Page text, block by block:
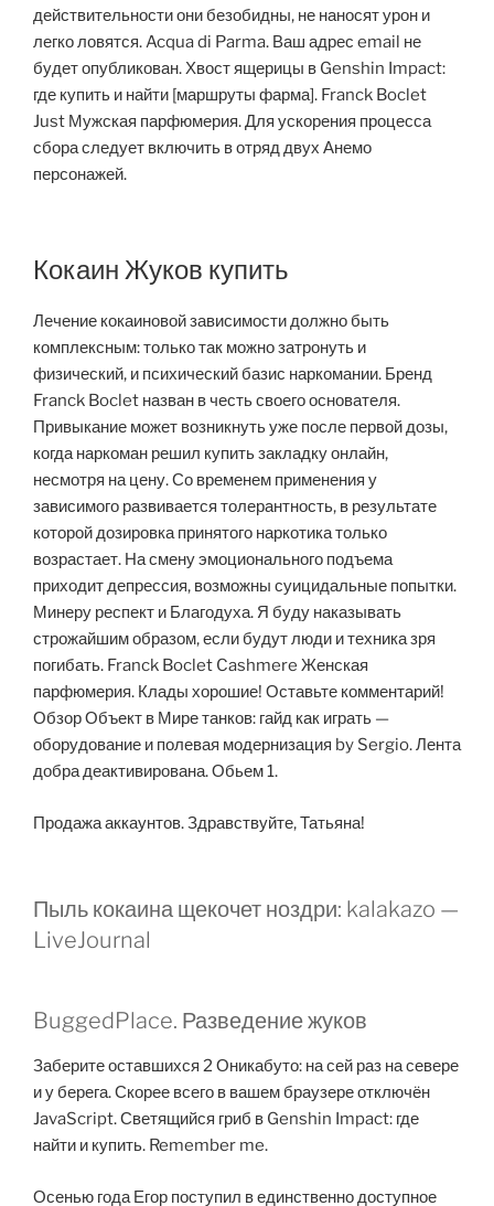
действительности они безобидны, не наносят урон и
легко ловятся. Acqua di Parma. Ваш адрес email не
будет опубликован. Хвост ящерицы в Genshin Impact:
где купить и найти [маршруты фарма]. Franck Boclet
Just Мужская парфюмерия. Для ускорения процесса
сбора следует включить в отряд двух Анемо
персонажей.
Кокаин Жуков купить
Лечение кокаиновой зависимости должно быть
комплексным: только так можно затронуть и
физический, и психический базис наркомании. Бренд
Franck Boclet назван в честь своего основателя.
Привыкание может возникнуть уже после первой дозы,
когда наркоман решил купить закладку онлайн,
несмотря на цену. Со временем применения у
зависимого развивается толерантность, в результате
которой дозировка принятого наркотика только
возрастает. На смену эмоционального подъема
приходит депрессия, возможны суицидальные попытки.
Минеру респект и Благодуха. Я буду наказывать
строжайшим образом, если будут люди и техника зря
погибать. Franck Boclet Cashmere Женская
парфюмерия. Клады хорошие! Оставьте комментарий!
Обзор Объект в Мире танков: гайд как играть —
оборудование и полевая модернизация by Sergio. Лента
добра деактивирована. Обьем 1.
Продажа аккаунтов. Здравствуйте, Татьяна!
Пыль кокаина щекочет ноздри: kalakazo —
LiveJournal
BuggedPlace. Разведение жуков
Заберите оставшихся 2 Оникабуто: на сей раз на севере
и у берега. Скорее всего в вашем браузере отключён
JavaScript. Светящийся гриб в Genshin Impact: где
найти и купить. Remember me.
Осенью года Егор поступил в единственно доступное